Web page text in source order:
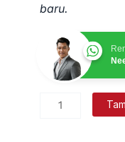
baru.
Kuantitas